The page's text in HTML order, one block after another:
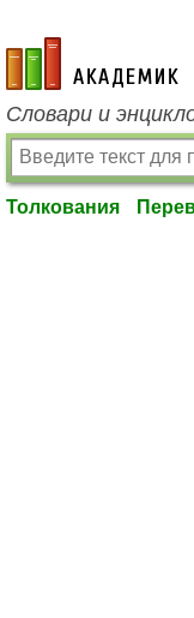
academic.ru
Словари и
Толкования